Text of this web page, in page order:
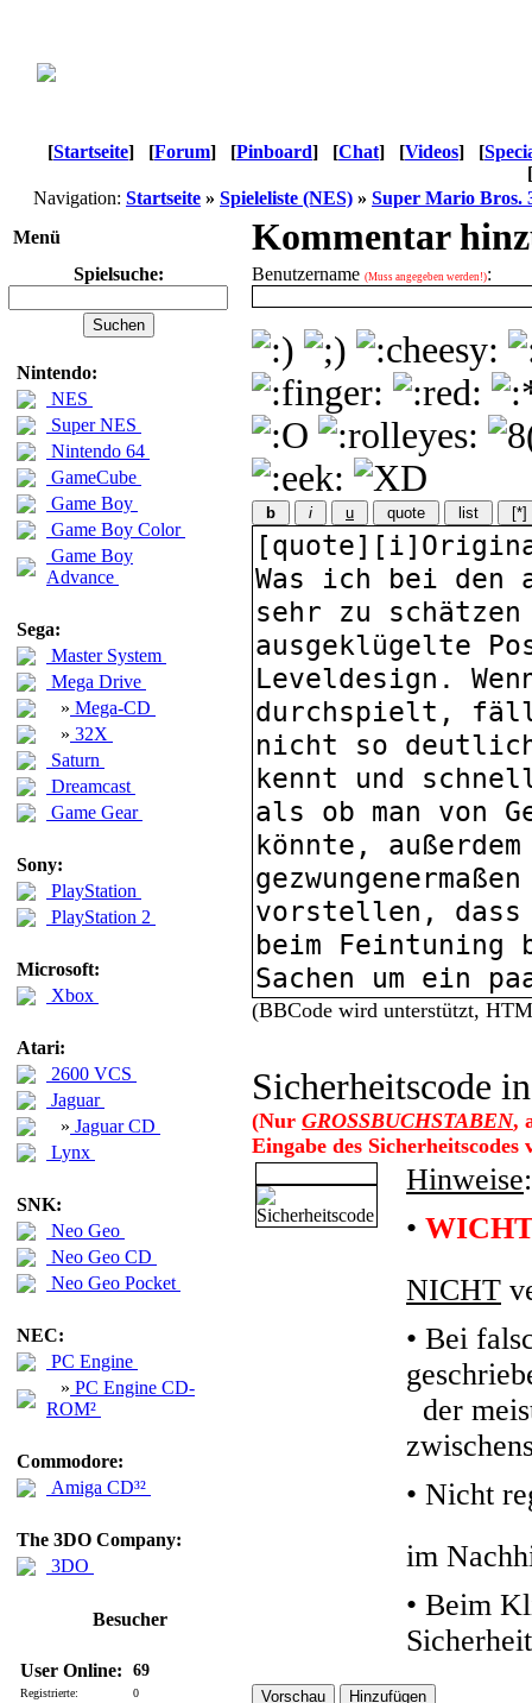
[Startseite] [Forum] [Pinboard] [Chat] [Videos] [
[
Navigation: Startseite » Spieleliste (NES) » Super Mario Bros.
Menü
Kommentar
Spielsuche:
Nintendo:
NES
Super NES
Nintendo 64
GameCube
Game Boy
Game Boy Color
Game Boy
Advance
Sega:
Master System
Mega Drive
» Mega-CD
» 32X
Saturn
Dreamcast
Game Gear
Sony:
PlayStation
PlayStation 2
Microsoft:
Xbox
Atari:
2600 VCS
Jaguar
» Jaguar CD
Lynx
SNK:
Neo Geo
Neo Geo CD
Neo Geo Pocket
NEC:
PC Engine
» PC Engine CD-
ROM²
Commodore:
Amiga CD³²
The 3DO Company:
3DO
Besucher
User Online: 69
Registrierte:
0
Benutzername (Muss angegeben werden!):
b i u quote list [*]
(BBCode wird unterstützt,
Sicherheitscode
(Nur GROSSBUCHSTABEN,
Eingabe des Sicherheitscodes
Hinweise:
•
NICHT
• Bei
der
• Nicht
im
• Beim